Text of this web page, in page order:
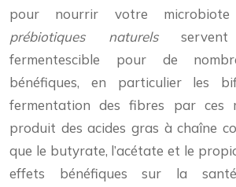
pour nourrir votre microbiote
prébiotiques naturels
fermentescible pour de
bénéfiques, en particulier les
fermentation des fibres par ces
produit des acides gras à chaîne
que le butyrate, l’acétate et le
effets bénéfiques sur la